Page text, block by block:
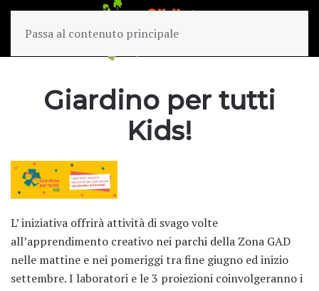
Passa al contenuto principale
Giardino per tutti
Kids!
L’ iniziativa offrirà attività di svago volte
all’apprendimento creativo nei parchi della Zona GAD
nelle mattine e nei pomeriggi tra fine giugno ed inizio
settembre. I laboratori e le 3 proiezioni coinvolgeranno i